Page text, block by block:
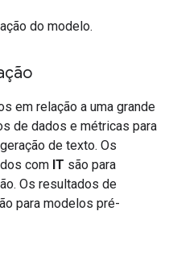
do modelo.
em relação a uma grande
de dados e métricas para
de texto. Os
com IT são para
Os resultados de
para modelos pré-